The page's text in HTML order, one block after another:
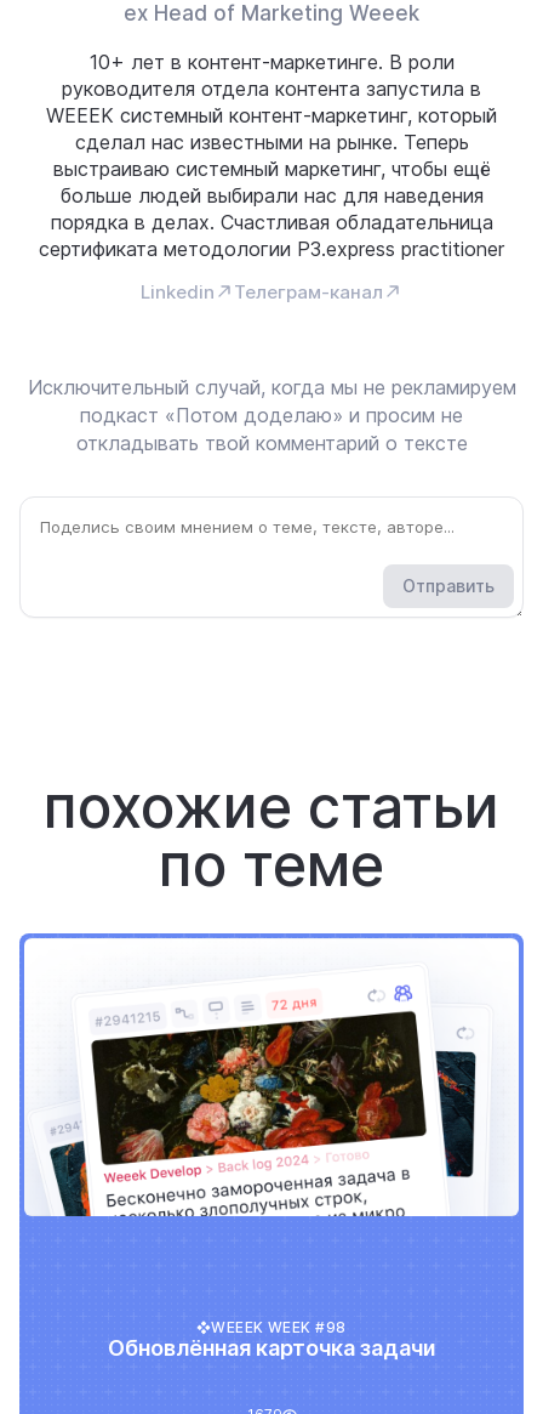
ex Head of Marketing Weeek
10+ лет в контент-маркетинге. В роли
руководителя отдела контента запустила в
WEEEK системный контент-маркетинг, который
сделал нас известными на рынке. Теперь
выстраиваю системный маркетинг, чтобы ещё
больше людей выбирали нас для наведения
порядка в делах. Счастливая обладательница
сертификата методологии P3.express practitioner
Linkedin Телеграм-канал
Исключительный случай, когда мы не рекламируем
подкаст «Потом доделаю» и просим не
откладывать твой комментарий о тексте
Отправить
похожие статьи
по теме
WEEEK WEEK #98
Обновлённая карточка задачи